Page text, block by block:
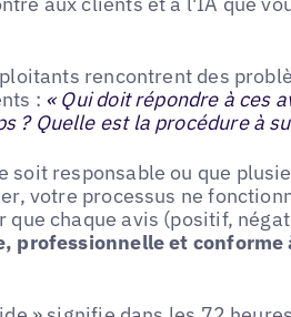
rencontrent des
: « Qui doit répondre à ces
? Quelle est la procédure à
soit responsable ou que
votre processus ne
chaque avis (positif,
professionnelle et conforme